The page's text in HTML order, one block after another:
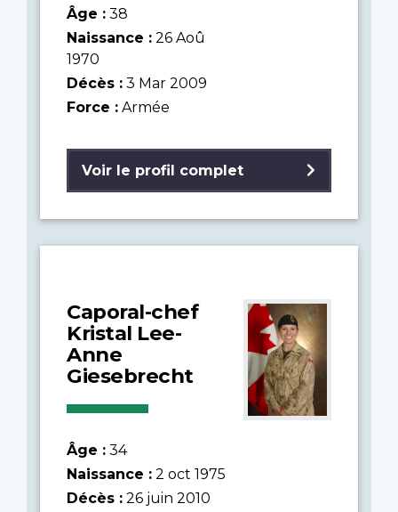
Âge : 38
Naissance : 26 Aoû
1970
Décès : 3 Mar 2009
Force : Armée
Voir le profil complet
Caporal-chef
Kristal Lee-
Anne
Giesebrecht
Âge : 34
Naissance : 2 oct 1975
Décès : 26 juin 2010